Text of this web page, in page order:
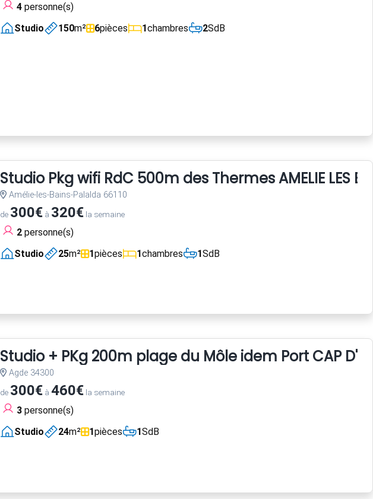
4personne(s)
Studio
150m² 6pièces 1chambres 2SdB
Studio Pkg wifi RdC 500m des Thermes AMELIE LES
Amélie-les-Bains-Palalda 66110
de 300€à 320€la semaine
2personne(s)
Studio
25m² 1pièces 1chambres 1SdB
Studio + PKg 200m plage du Môle idem Port CAP
Agde 34300
de 300€à 460€la semaine
3personne(s)
Studio
24m² 1pièces 1SdB